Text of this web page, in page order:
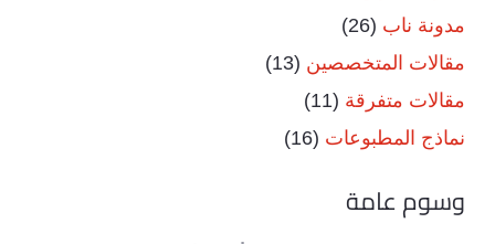
مدونة ناب (26)
مقالات المتخصصين (13)
مقالات متفرقة (11)
نماذج المطبوعات (16)
وسوم عامة